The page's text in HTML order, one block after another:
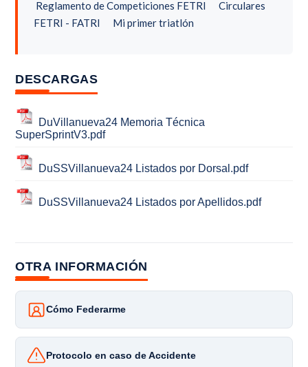
Reglamento de Competiciones FETRI
Circulares
FETRI - FATRI
Mi primer triatlón
DESCARGAS
DuVillanueva24 Memoria Técnica
SuperSprintV3.pdf
DuSSVillanueva24 Listados por Dorsal.pdf
DuSSVillanueva24 Listados por Apellidos.pdf
OTRA INFORMACIÓN
Cómo Federarme
Protocolo en caso de Accidente